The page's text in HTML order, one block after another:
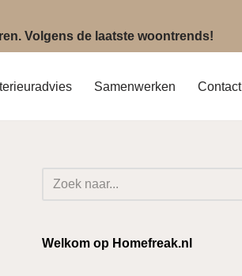
Volgens de laatste woontrends!
Samenwerken Contact
Welkom op Homefreak.nl